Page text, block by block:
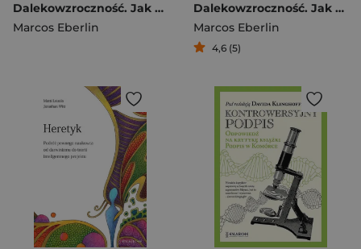
Dalekowzroczność. Jak biochemia ukazuje plan i celowość życia
Marcos Eberlin
Dalekowzroczność. Jak biochemia ukazuje plan i celowość życia
Marcos Eberlin
4,6 (5)